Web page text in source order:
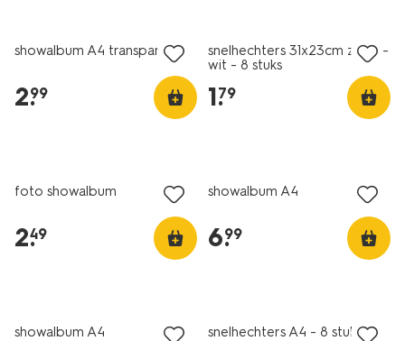
showalbum A4 transparant
2.
99
snelhechters 31x23cm zwart-
wit - 8 stuks
1.
79
foto showalbum
2.
49
showalbum A4
6.
99
showalbum A4 snelhechters A4 - 8 stuks